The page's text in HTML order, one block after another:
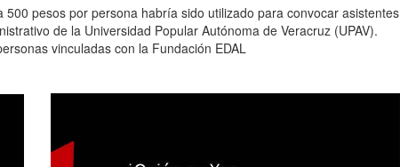
pesos por persona habría sido utilizado para convocar asistentes
de la Universidad Popular Autónoma de Veracruz (UPAV).
vinculadas con la Fundación EDAL